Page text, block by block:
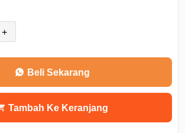
+
Beli Sekarang
Tambah Ke Keranjang